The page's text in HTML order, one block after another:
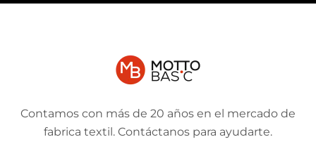
Contamos con más de 20 años en el mercado de
fabrica textil. Contáctanos para ayudarte.